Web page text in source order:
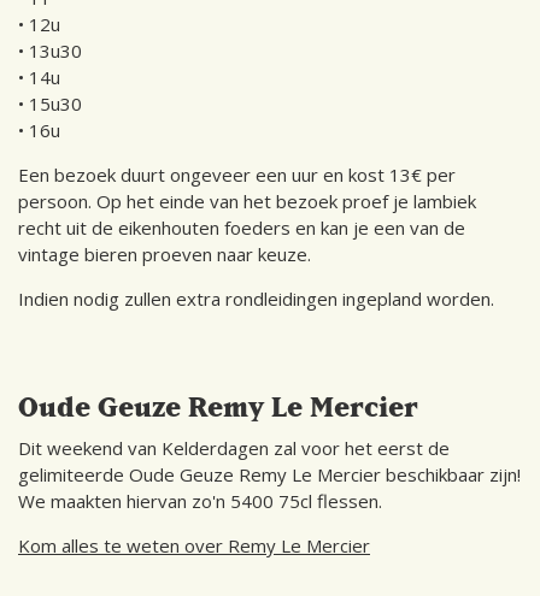
• 12u
• 13u30
• 14u
• 15u30
• 16u
Een bezoek duurt ongeveer een uur en kost 13€ per
persoon. Op het einde van het bezoek proef je lambiek
recht uit de eikenhouten foeders en kan je een van de
vintage bieren proeven naar keuze.
Indien nodig zullen extra rondleidingen ingepland worden.
Oude Geuze Remy Le Mercier
Dit weekend van Kelderdagen zal voor het eerst de
gelimiteerde Oude Geuze Remy Le Mercier beschikbaar zijn!
We maakten hiervan zo'n 5400 75cl flessen.
Kom alles te weten over Remy Le Mercier